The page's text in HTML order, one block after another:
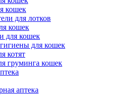
кошек
для лотков
кошек
для кошек
для кошек
котят
груминга кошек
аптека